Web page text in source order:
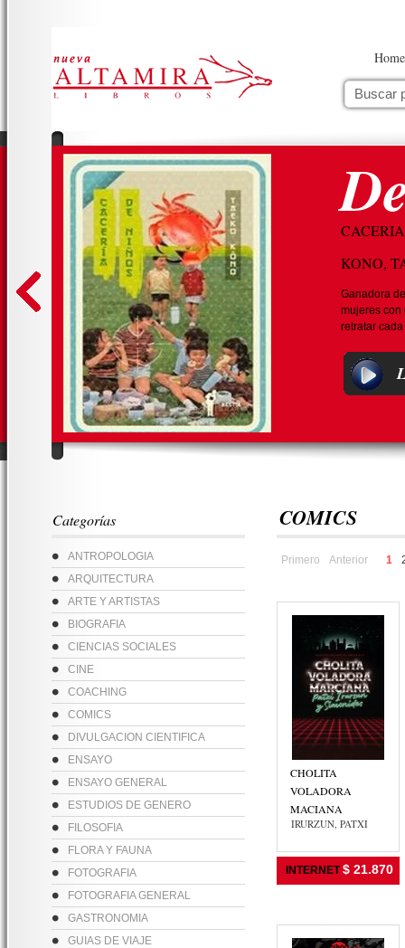
Home
KONO,
Ganadora
mujeres con
retratar
Categorías
ANTROPOLOGIA
ARQUITECTURA
ARTE Y ARTISTAS
BIOGRAFIA
CIENCIAS SOCIALES
CINE
COACHING
COMICS
DIVULGACION CIENTIFICA
ENSAYO
ENSAYO GENERAL
ESTUDIOS DE GENERO
FILOSOFIA
FLORA Y FAUNA
FOTOGRAFIA
FOTOGRAFIA GENERAL
GASTRONOMIA
GUIAS DE VIAJE
COMICS
Primero Anterior 1
CHOLITA
VOLADORA
MACIANA
IRURZUN, PATXI
INTERNET $ 21.870